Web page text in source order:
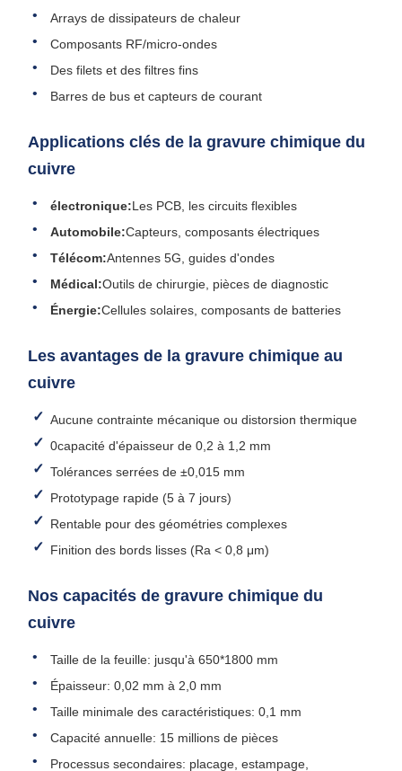
Arrays de dissipateurs de chaleur
Composants RF/micro-ondes
Des filets et des filtres fins
Barres de bus et capteurs de courant
Applications clés de la gravure chimique du
cuivre
électronique:Les PCB, les circuits flexibles
Automobile:Capteurs, composants électriques
Télécom:Antennes 5G, guides d'ondes
Médical:Outils de chirurgie, pièces de diagnostic
Énergie:Cellules solaires, composants de batteries
Les avantages de la gravure chimique au
cuivre
Aucune contrainte mécanique ou distorsion thermique
0capacité d'épaisseur de 0,2 à 1,2 mm
Tolérances serrées de ±0,015 mm
Prototypage rapide (5 à 7 jours)
Rentable pour des géométries complexes
Finition des bords lisses (Ra < 0,8 μm)
Nos capacités de gravure chimique du
cuivre
Taille de la feuille: jusqu'à 650*1800 mm
Épaisseur: 0,02 mm à 2,0 mm
Taille minimale des caractéristiques: 0,1 mm
Capacité annuelle: 15 millions de pièces
Processus secondaires: placage, estampage,